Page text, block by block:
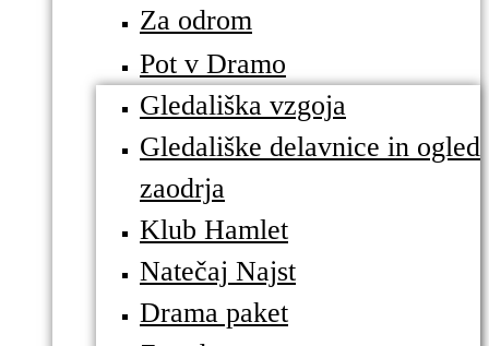
Za odrom
Pot v Dramo
Gledališka vzgoja
Gledališke delavnice in ogled
zaodrja
Klub Hamlet
Natečaj Najst
Drama paket